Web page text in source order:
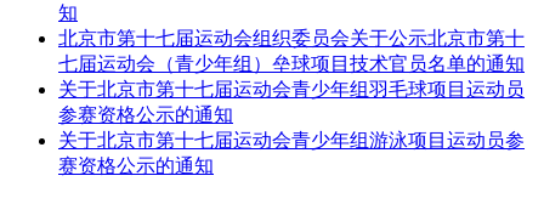
知
北京市第十七届运动会组织委员会关于公示北京市第十
七届运动会（青少年组）垒球项目技术官员名单的通知
关于北京市第十七届运动会青少年组羽毛球项目运动员
参赛资格公示的通知
关于北京市第十七届运动会青少年组游泳项目运动员参
赛资格公示的通知